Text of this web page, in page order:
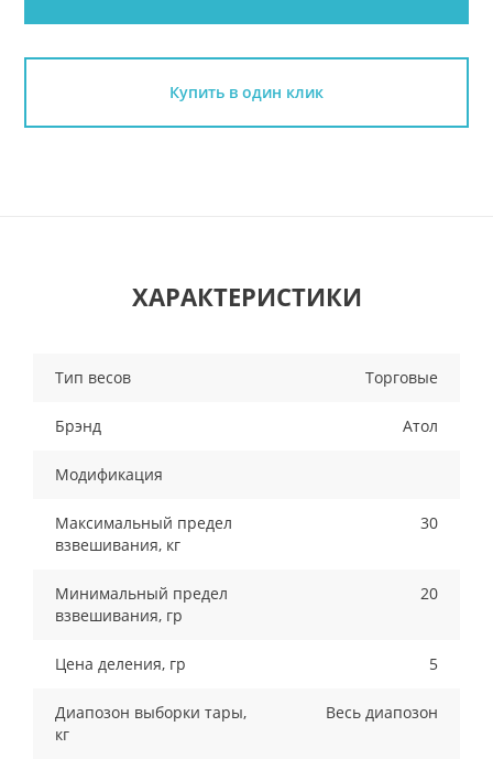
Купить в один клик
ХАРАКТЕРИСТИКИ
Тип весов Торговые
Брэнд Атол
Модификация
Максимальный предел
взвешивания, кг
30
Минимальный предел
взвешивания, гр
20
Цена деления, гр 5
Диапозон выборки тары,
кг
Весь диапозон